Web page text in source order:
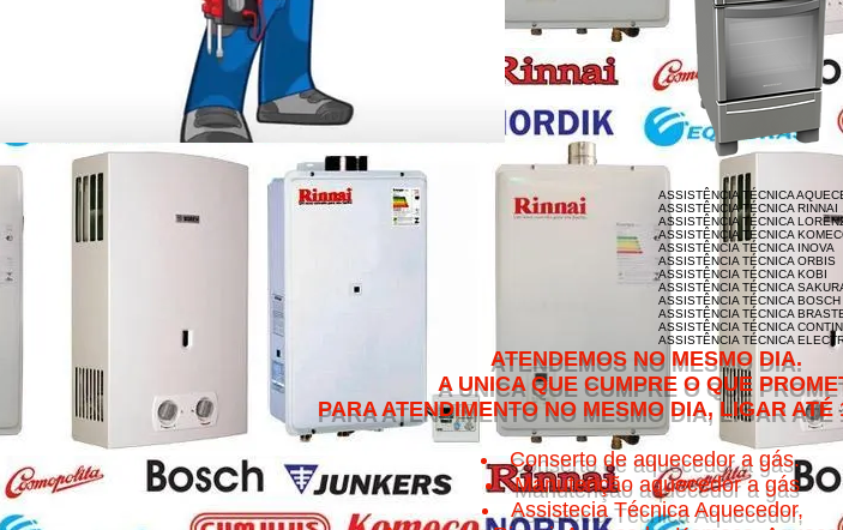
ASSISTÊNCIA TÉCNICA
ASSISTÊNCIA TÉCNICA RINNAI
ASSISTÊNCIA TÉCNICA
ASSISTÊNCIA TÉCNICA
ASSISTÊNCIA TÉCNICA INOVA
ASSISTÊNCIA TÉCNICA ORBIS
ASSISTÊNCIA TÉCNICA KOBI
ASSISTÊNCIA TÉCNICA
ASSISTÊNCIA TÉCNICA BOSCH
ASSISTÊNCIA TÉCNICA
ASSISTÊNCIA TÉCNICA
ASSISTÊNCIA TÉCNICA
ATENDEMOS NO MESMO DIA.
A UNICA QUE CUMPRE O QUE
PARA ATENDIMENTO NO MESMO DIA, LIGAR ATÉ 12
Conserto de aquecedor a gás.
Manutenção aquecedor a gás
Assistecia Técnica Aquecedor,